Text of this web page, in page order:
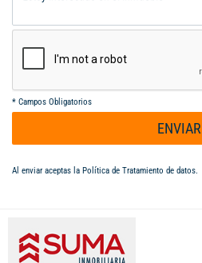
* Campos Obligatorios
ENVIAR
Al enviar aceptas la Política de Tratamiento de datos.